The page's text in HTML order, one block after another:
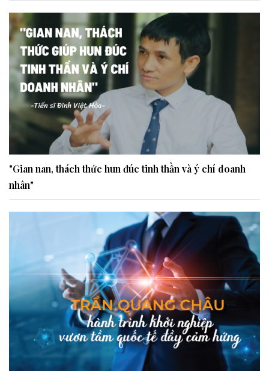
"Gian nan, thách thức hun đúc tinh thần và ý chí doanh
nhân"